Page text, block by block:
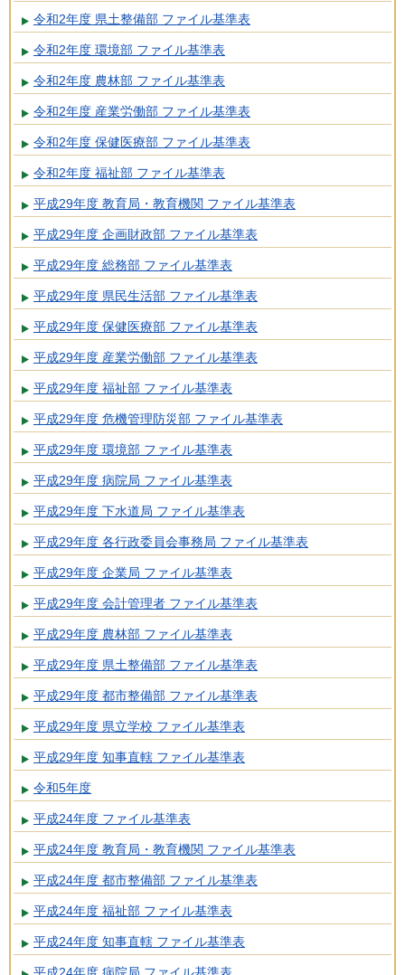
令和2年度 県土整備部 ファイル基準表
令和2年度 環境部 ファイル基準表
令和2年度 農林部 ファイル基準表
令和2年度 産業労働部 ファイル基準表
令和2年度 保健医療部 ファイル基準表
令和2年度 福祉部 ファイル基準表
平成29年度 教育局・教育機関 ファイル基準表
平成29年度 企画財政部 ファイル基準表
平成29年度 総務部 ファイル基準表
平成29年度 県民生活部 ファイル基準表
平成29年度 保健医療部 ファイル基準表
平成29年度 産業労働部 ファイル基準表
平成29年度 福祉部 ファイル基準表
平成29年度 危機管理防災部 ファイル基準表
平成29年度 環境部 ファイル基準表
平成29年度 病院局 ファイル基準表
平成29年度 下水道局 ファイル基準表
平成29年度 各行政委員会事務局 ファイル基準表
平成29年度 企業局 ファイル基準表
平成29年度 会計管理者 ファイル基準表
平成29年度 農林部 ファイル基準表
平成29年度 県土整備部 ファイル基準表
平成29年度 都市整備部 ファイル基準表
平成29年度 県立学校 ファイル基準表
平成29年度 知事直轄 ファイル基準表
令和5年度
平成24年度 ファイル基準表
平成24年度 教育局・教育機関 ファイル基準表
平成24年度 都市整備部 ファイル基準表
平成24年度 福祉部 ファイル基準表
平成24年度 知事直轄 ファイル基準表